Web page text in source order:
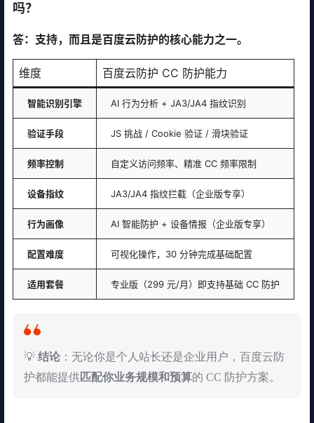
吗？
答：支持，而且是百度云防护的核心能力之一。
维度 百度云防护 CC 防护能力
智能识别引擎 AI 行为分析 + JA3/JA4 指纹识别
验证手段 JS 挑战 / Cookie 验证 / 滑块验证
频率控制 自定义访问频率、精准 CC 频率限制
设备指纹 JA3/JA4 指纹拦截（企业版专享）
行为画像 AI 智能防护 + 设备情报（企业版专享）
配置难度 可视化操作，30 分钟完成基础配置
适用套餐 专业版（299 元/月）即支持基础 CC 防护
💡 结论 ：无论你是个人站长还是企业用户，百度云防
护都能提供匹配你业务规模和预算的 CC 防护方案。